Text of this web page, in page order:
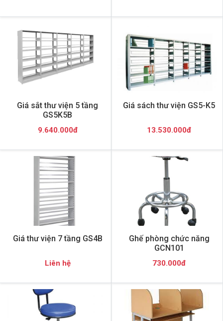
Giá sắt thư viện 5 tầng
GS5K5B
9.640.000đ
Giá sách thư viện GS5-K5
13.530.000đ
Giá thư viện 7 tầng GS4B
Liên hệ
Ghế phòng chức năng
GCN101
730.000đ